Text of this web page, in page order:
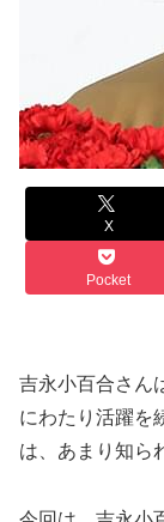
X
Pocket
吉永小百合さん
にわたり活躍を
は、あまり知ら